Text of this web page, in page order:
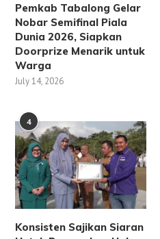
Pemkab Tabalong Gelar
Nobar Semifinal Piala
Dunia 2026, Siapkan
Doorprize Menarik untuk
Warga
July 14, 2026
4
Konsisten Sajikan Siaran